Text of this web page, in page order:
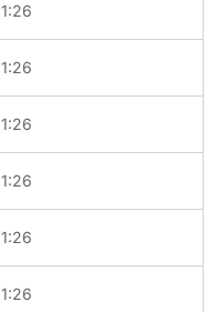
1:26
1:26
1:26
1:26
1:26
1:26